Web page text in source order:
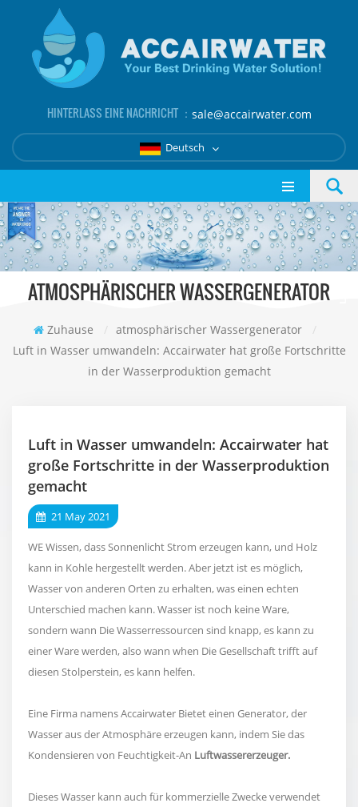
HINTERLASS EINE NACHRICHT ： sale@accairwater.com
Deutsch
ATMOSPHÄRISCHER WASSERGENERATOR
Zuhause / atmosphärischer Wassergenerator
/
Luft in Wasser umwandeln: Accairwater hat große Fortschritte
in der Wasserproduktion gemacht
Luft in Wasser umwandeln: Accairwater hat
große Fortschritte in der Wasserproduktion
gemacht
21 May 2021
WE Wissen, dass Sonnenlicht Strom erzeugen kann, und Holz
kann in Kohle hergestellt werden. Aber jetzt ist es möglich,
Wasser von anderen Orten zu erhalten, was einen echten
Unterschied machen kann. Wasser ist noch keine Ware,
sondern wann Die Wasserressourcen sind knapp, es kann zu
einer Ware werden, also wann when Die Gesellschaft trifft auf
diesen Stolperstein, es kann helfen.
Eine Firma namens Accairwater Bietet einen Generator, der
Wasser aus der Atmosphäre erzeugen kann, indem Sie das
Kondensieren von Feuchtigkeit-An Luftwassererzeuger.
Dieses Wasser kann auch für kommerzielle Zwecke verwendet